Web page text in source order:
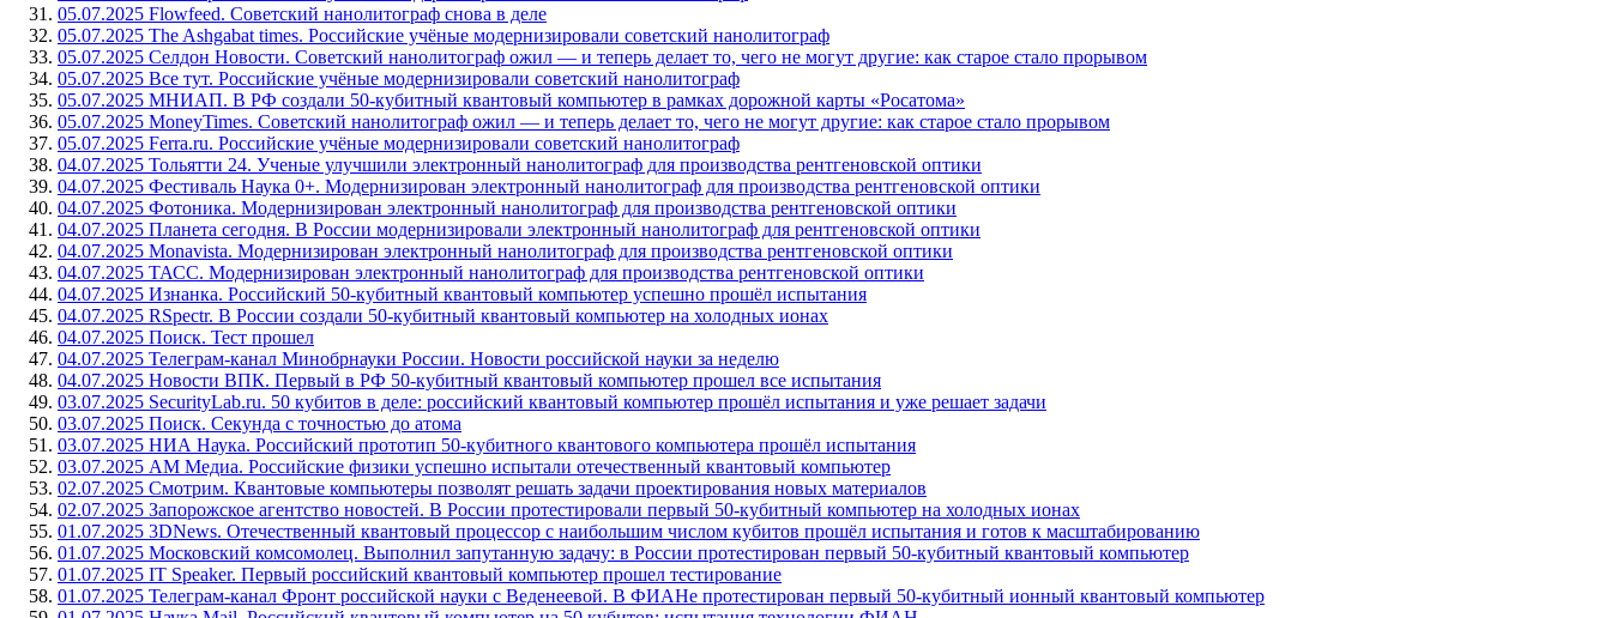
05.07.2025 Flowfeed. Советский нанолитограф снова в деле
05.07.2025 The Ashgabat times. Российские учёные модернизировали советский нанолитограф
05.07.2025 Селдон Новости. Советский нанолитограф ожил — и теперь делает то, чего не могут другие: как старое стало прорывом
05.07.2025 Все тут. Российские учёные модернизировали советский нанолитограф
05.07.2025 МНИАП. В РФ создали 50-кубитный квантовый компьютер в рамках дорожной карты «Росатома»
05.07.2025 MoneyTimes. Советский нанолитограф ожил — и теперь делает то, чего не могут другие: как старое стало прорывом
05.07.2025 Ferra.ru. Российские учёные модернизировали советский нанолитограф
04.07.2025 Тольятти 24. Ученые улучшили электронный нанолитограф для производства рентгеновской оптики
04.07.2025 Фестиваль Наука 0+. Модернизирован электронный нанолитограф для производства рентгеновской оптики
04.07.2025 Фотоника. Модернизирован электронный нанолитограф для производства рентгеновской оптики
04.07.2025 Планета сегодня. В России модернизировали электронный нанолитограф для рентгеновской оптики
04.07.2025 Monavista. Модернизирован электронный нанолитограф для производства рентгеновской оптики
04.07.2025 ТАСС. Модернизирован электронный нанолитограф для производства рентгеновской оптики
04.07.2025 Изнанка. Российский 50-кубитный квантовый компьютер успешно прошёл испытания
04.07.2025 RSpectr. В России создали 50-кубитный квантовый компьютер на холодных ионах
04.07.2025 Поиск. Тест прошел
04.07.2025 Телеграм-канал Минобрнауки России. Новости российской науки за неделю
04.07.2025 Новости ВПК. Первый в РФ 50-кубитный квантовый компьютер прошел все испытания
03.07.2025 SecurityLab.ru. 50 кубитов в деле: российский квантовый компьютер прошёл испытания и уже решает задачи
03.07.2025 Поиск. Секунда с точностью до атома
03.07.2025 НИА Наука. Российский прототип 50-кубитного квантового компьютера прошёл испытания
03.07.2025 АМ Медиа. Российские физики успешно испытали отечественный квантовый компьютер
02.07.2025 Смотрим. Квантовые компьютеры позволят решать задачи проектирования новых материалов
02.07.2025 Запорожское агентство новостей. В России протестировали первый 50-кубитный компьютер на холодных ионах
01.07.2025 3DNews. Отечественный квантовый процессор с наибольшим числом кубитов прошёл испытания и готов к масштабированию
01.07.2025 Московский комсомолец. Выполнил запутанную задачу: в России протестирован первый 50-кубитный квантовый компьютер
01.07.2025 IT Speaker. Первый российский квантовый компьютер прошел тестирование
01.07.2025 Телеграм-канал Фронт российской науки с Веденеевой. В ФИАНе протестирован первый 50-кубитный ионный квантовый компьютер